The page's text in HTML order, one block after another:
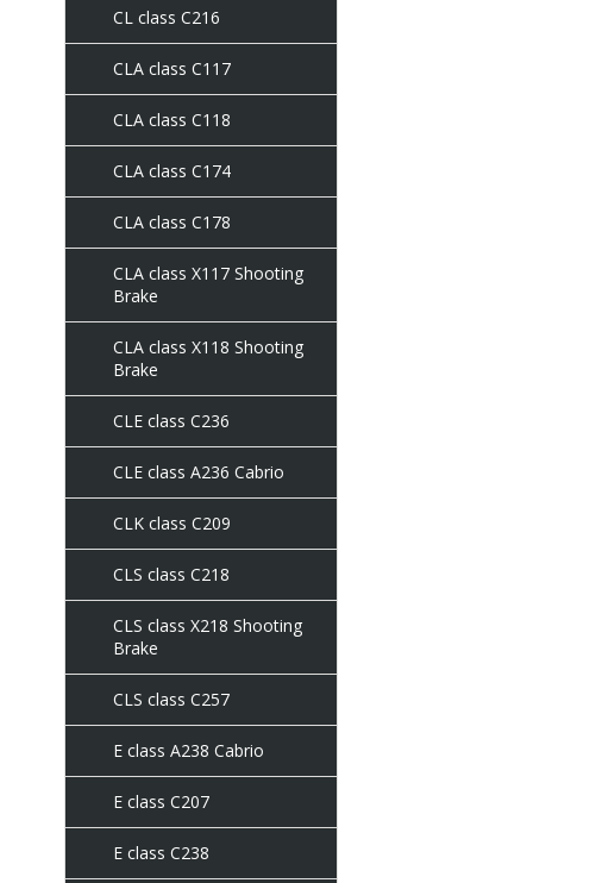
CL class C216
CLA class C117
CLA class C118
CLA class C174
CLA class C178
CLA class X117 Shooting
Brake
CLA class X118 Shooting
Brake
CLE class C236
CLE class A236 Cabrio
CLK class C209
CLS class C218
CLS class X218 Shooting
Brake
CLS class C257
E class A238 Cabrio
E class C207
E class C238